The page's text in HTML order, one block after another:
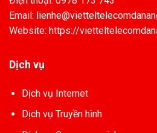
Email:
Website: https://
Dịch vụ
Dịch vụ Internet
Dịch vụ Truyền hình